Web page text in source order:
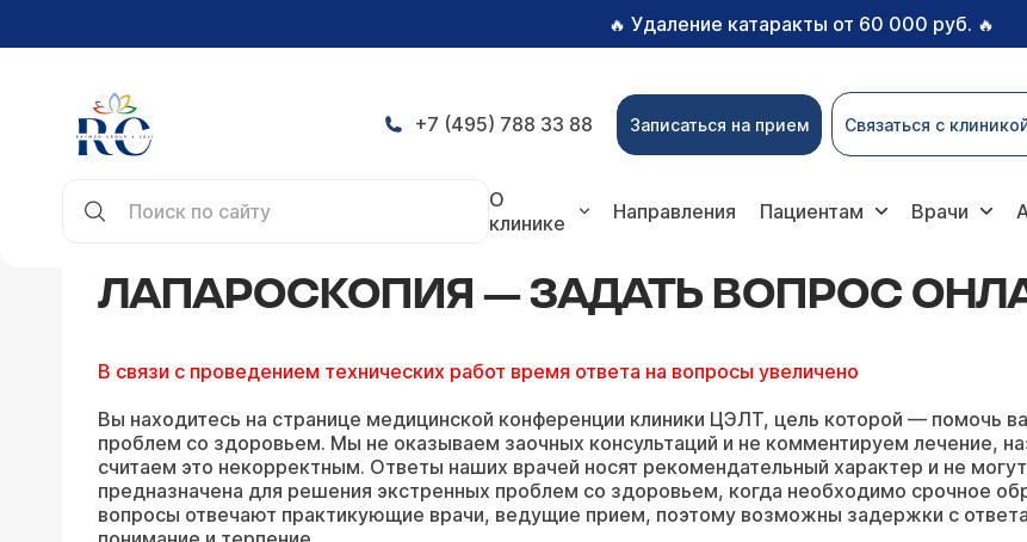
🔥 Удаление катаракты от 60 000 руб. 🔥
+7 (495) 788 33 88 Записаться на прием Связаться с
О
клинике
Направления Пациентам Врачи
ЛАПАРОСКОПИЯ — ЗАДАТЬ ВОПРОС
В связи с проведением технических работ время ответа на вопросы увеличено
Вы находитесь на странице медицинской конференции клиники ЦЭЛТ, цель которой — помочь
проблем со здоровьем. Мы не оказываем заочных консультаций и не комментируем лечение,
считаем это некорректным. Ответы наших врачей носят рекомендательный характер и не
предназначена для решения экстренных проблем со здоровьем, когда необходимо срочное
вопросы отвечают практикующие врачи, ведущие прием, поэтому возможны задержки с